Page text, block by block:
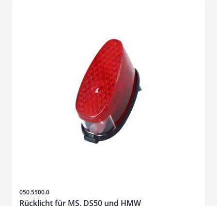
SKU
050.5500.0
Rücklicht für MS, DS50 und HMW